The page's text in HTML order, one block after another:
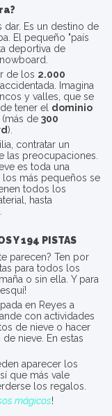
Es un destino de
El pequeño "país
deportiva de
de los 2.000
Imagina
y valles, que se
tener el dominio
(más de 300
).
contratar un
las preocupaciones.
es toda una
más pequeños se
todos los
hasta
Y 194 PISTAS
parecen? Ten por
para todos los
o sin ella. Y para
en Reyes a
con actividades
de nieve o hacer
nieve. En estas
aparecer los
que más vale
los regalos.
mágicos!